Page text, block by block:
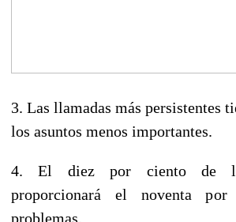
3. Las llamadas más persistentes
los asuntos menos importantes.
4. El diez por ciento de
proporcionará el noventa
problemas.